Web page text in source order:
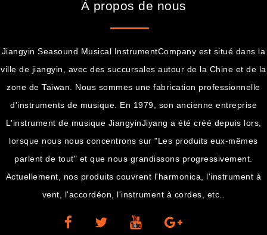
À propos de nous
Jiangyin Seasound Musical InstrumentCompany est situé dans la
ville de jiangyin, avec des succursales autour de la Chine et de la
zone de Taiwan. Nous sommes une fabrication professionnelle
d'instruments de musique. En 1979, son ancienne entreprise
L'instrument de musique JiangyinJiyang a été créé depuis lors,
lorsque nous nous concentrons sur "Les produits eux-mêmes
parlent de tout" et que nous grandissons progressivement.
Actuellement, nos produits couvrent l'harmonica, l'instrument à
vent, l'accordéon, l'instrument à cordes, etc..